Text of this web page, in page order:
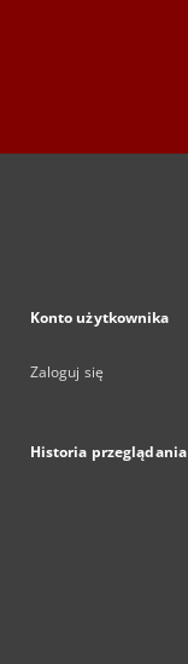
Konto użytkownika
Zaloguj się
Historia przeglądania